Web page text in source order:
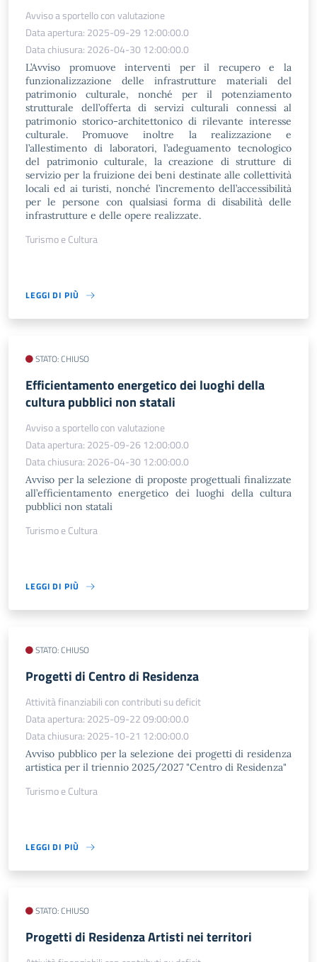
Avviso a sportello con valutazione
Data apertura: 2025-09-29 12:00:00.0
Data chiusura: 2026-04-30 12:00:00.0
L’Avviso promuove interventi per il recupero e la
funzionalizzazione delle infrastrutture materiali del
patrimonio culturale, nonché per il potenziamento
strutturale dell’offerta di servizi culturali connessi al
patrimonio storico-architettonico di rilevante interesse
culturale. Promuove inoltre la realizzazione e
l’allestimento di laboratori, l’adeguamento tecnologico
del patrimonio culturale, la creazione di strutture di
servizio per la fruizione dei beni destinate alle collettività
locali ed ai turisti, nonché l’incremento dell’accessibilità
per le persone con qualsiasi forma di disabilità delle
infrastrutture e delle opere realizzate.
Turismo e Cultura
LEGGI DI PIÙ
STATO: CHIUSO
Efficientamento energetico dei luoghi della
cultura pubblici non statali
Avviso a sportello con valutazione
Data apertura: 2025-09-26 12:00:00.0
Data chiusura: 2026-04-30 12:00:00.0
Avviso per la selezione di proposte progettuali finalizzate
all’efficientamento energetico dei luoghi della cultura
pubblici non statali
Turismo e Cultura
LEGGI DI PIÙ
STATO: CHIUSO
Progetti di Centro di Residenza
Attività finanziabili con contributi su deficit
Data apertura: 2025-09-22 09:00:00.0
Data chiusura: 2025-10-21 12:00:00.0
Avviso pubblico per la selezione dei progetti di residenza
artistica per il triennio 2025/2027 "Centro di Residenza"
Turismo e Cultura
LEGGI DI PIÙ
STATO: CHIUSO
Progetti di Residenza Artisti nei territori